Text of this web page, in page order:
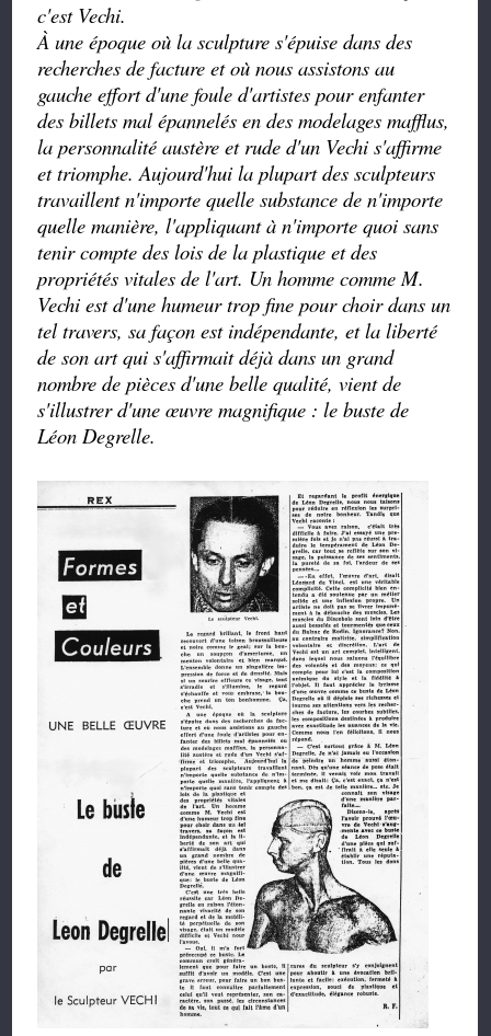
c'est Vechi.
À une époque où la sculpture s'épuise dans des
recherches de facture et où nous assistons au
gauche effort d'une foule d'artistes pour enfanter
des billets mal épannelés en des modelages mafflus,
la personnalité austère et rude d'un Vechi s'affirme
et triomphe. Aujourd'hui la plupart des sculpteurs
travaillent n'importe quelle substance de n'importe
quelle manière, l'appliquant à n'importe quoi sans
tenir compte des lois de la plastique et des
propriétés vitales de l'art. Un homme comme M.
Vechi est d'une humeur trop fine pour choir dans un
tel travers, sa façon est indépendante, et la liberté
de son art qui s'affirmait déjà dans un grand
nombre de pièces d'une belle qualité, vient de
s'illustrer d'une œuvre magnifique : le buste de
Léon Degrelle.